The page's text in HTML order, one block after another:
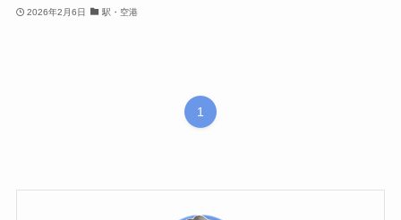
2026年2月6日 駅・空港
1